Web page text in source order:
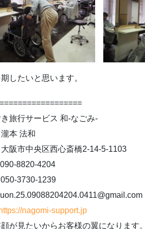
したいと思います。
旅行サービス 和-なごみ-
本 法和
阪市中央区西心斎橋2-14-5-1103
8820-4204
3730-1239
https://nagomi-support.jp
が見たいからお客様の翼になります